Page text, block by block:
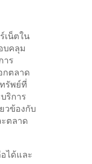
เน็ตใน
บคลุม
าร
กตลาด
รัพย์ที่
ริการ
วข้องกับ
ตลาด
ได้และ